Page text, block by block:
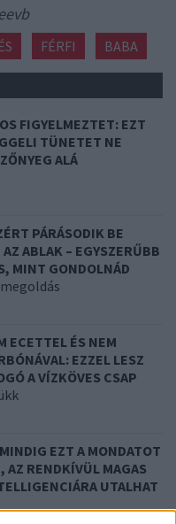
FÉRFI BABA
FIGYELMEZTET: EZT
TÜNETET NE
ALÁ
PÁRÁSODIK BE
ABLAK – EGYSZERŰBB
MINT GONDOLNÁD
ECETTEL ÉS NEM
EZZEL LESZ
A VÍZKÖVES CSAP
EZT A MONDATOT
AZ RENDKÍVÜL MAGAS
UTALHAT